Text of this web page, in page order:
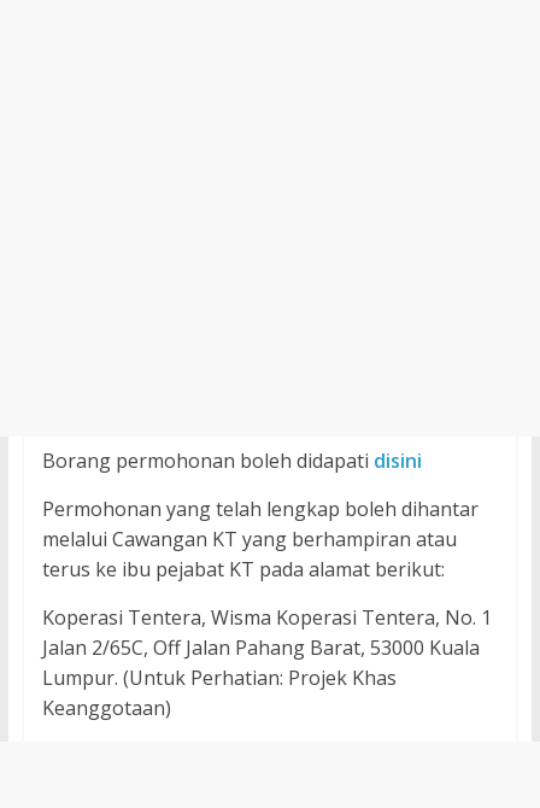
Borang permohonan boleh didapati disini
Permohonan yang telah lengkap boleh dihantar
melalui Cawangan KT yang berhampiran atau
terus ke ibu pejabat KT pada alamat berikut:
Koperasi Tentera, Wisma Koperasi Tentera, No. 1
Jalan 2/65C, Off Jalan Pahang Barat, 53000 Kuala
Lumpur. (Untuk Perhatian: Projek Khas
Keanggotaan)